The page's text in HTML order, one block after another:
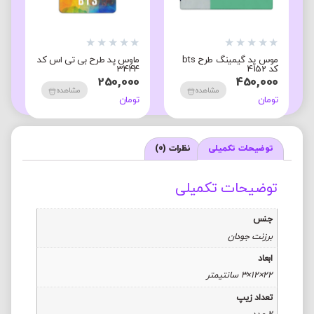
★
★
★
★
★
موس پد گیمینگ طرح bts
کد 4152
450,000
تومان
مشاهده
★
★
★
★
★
ماوس پد طرح بی تی اس کد
3444
250,000
تومان
مشاهده
توضیحات تکمیلی نظرات (0)
توضیحات تکمیلی
جنس
برزنت جودان
ابعاد
22×12×3 سانتیمتر
تعداد زیپ